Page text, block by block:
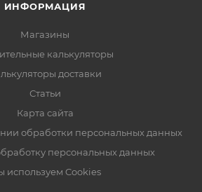
ИНФОРМАЦИЯ
Магазины
калькуляторы
доставки
Статьи
Карта сайта
обработки персональных данных
персональных данных
используем Cookies